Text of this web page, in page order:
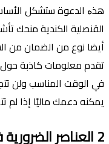
هذە الدعوة ستشكل
القنصلية الكندية منحك
أيضا نوع من الضمان من
تقدم معلومات كاذبة حول
في الوقت المناسب ولن
يمكنه دعمك ماليًا إذا
2العناصر